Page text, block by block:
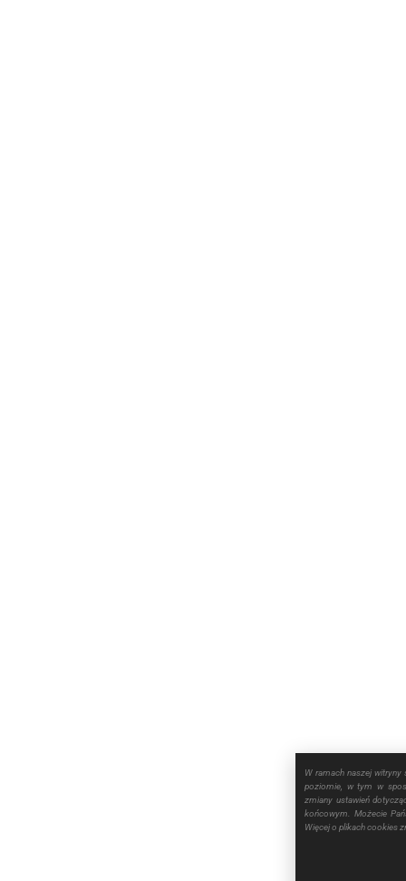
W ramach naszej witryny
poziomie, w tym w
zmiany ustawień
końcowym. Możecie
Więcej o plikach cookies